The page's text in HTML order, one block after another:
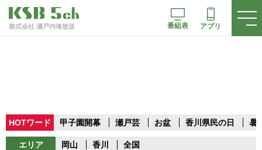
株式会社 瀬戸内海放送 番組表 アプリ
HOTワード 甲子園開幕 瀬戸芸 お盆 香川県民の日 暑
エリア 岡山 香川 全国